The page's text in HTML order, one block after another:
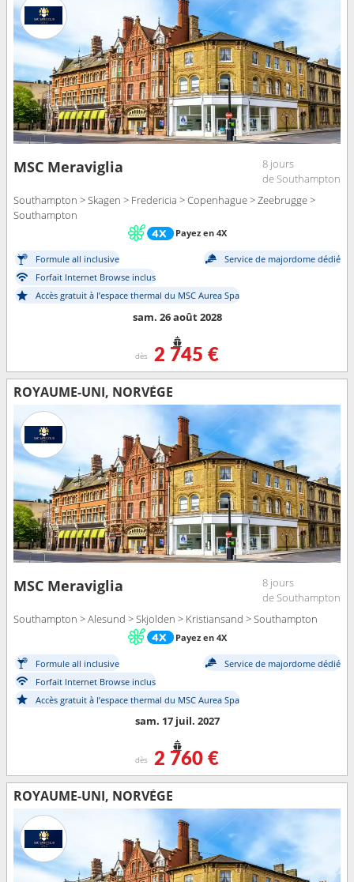
MSC Meraviglia
8 jours
de Southampton
Southampton > Skagen > Fredericia > Copenhague > Zeebrugge >
Southampton
Payez en 4X
Formule all inclusive
Service de majordome dédié
Forfait Internet Browse inclus
Accès gratuit à l’espace thermal du MSC Aurea Spa
sam. 26 août 2028
dès 2 745 €
ROYAUME-UNI, NORVÈGE
MSC Meraviglia
8 jours
de Southampton
Southampton > Alesund > Skjolden > Kristiansand > Southampton
Payez en 4X
Formule all inclusive
Service de majordome dédié
Forfait Internet Browse inclus
Accès gratuit à l’espace thermal du MSC Aurea Spa
sam. 17 juil. 2027
dès 2 760 €
ROYAUME-UNI, NORVÈGE